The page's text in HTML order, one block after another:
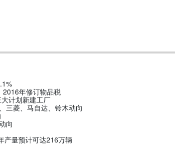
2016年修订物品税
计划新建工厂
三菱、马自达、铃木动向
向
量预计可达216万辆